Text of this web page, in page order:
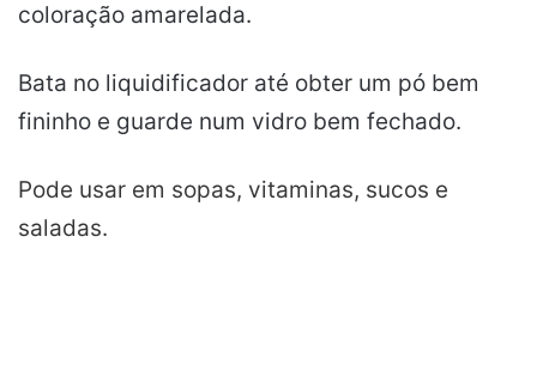
coloração amarelada.
Bata no liquidificador até obter um pó bem
fininho e guarde num vidro bem fechado.
Pode usar em sopas, vitaminas, sucos e
saladas.